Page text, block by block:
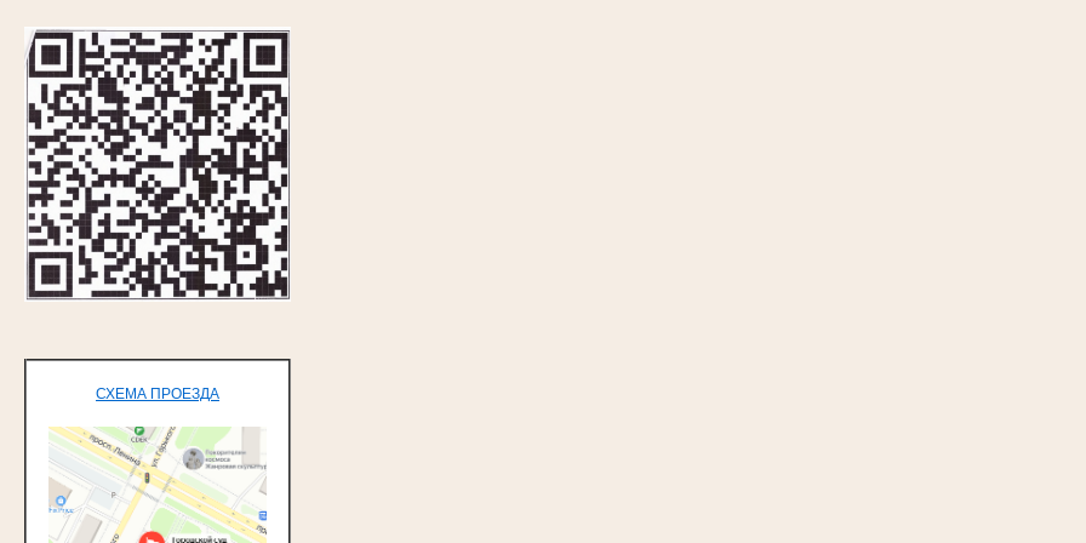
СХЕМА ПРОЕЗДА